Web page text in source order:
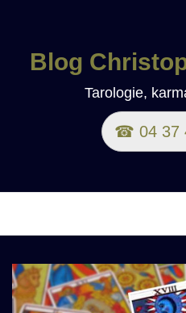
Blog
Tarologie,
☎ 04 37